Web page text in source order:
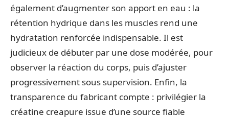
également d’augmenter son apport en eau : la
rétention hydrique dans les muscles rend une
hydratation renforcée indispensable. Il est
judicieux de débuter par une dose modérée, pour
observer la réaction du corps, puis d’ajuster
progressivement sous supervision. Enfin, la
transparence du fabricant compte : privilégier la
créatine creapure issue d’une source fiable